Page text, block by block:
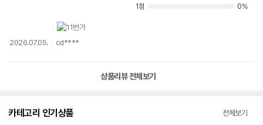
1점
0%
2026.07.05. cd****
상품리뷰 전체보기
카테고리 인기상품 전체보기